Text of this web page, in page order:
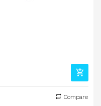
Compare